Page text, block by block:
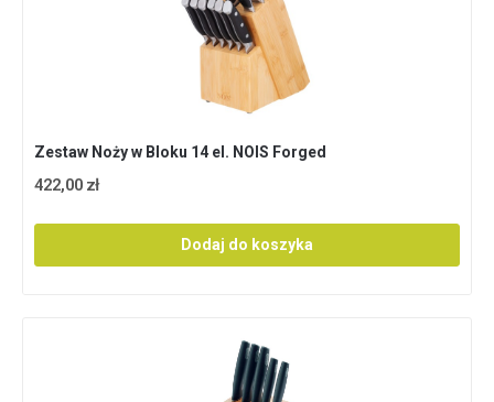
Zestaw Noży w Bloku 14 el. NOIS Forged
422,00 zł
Dodaj do koszyka